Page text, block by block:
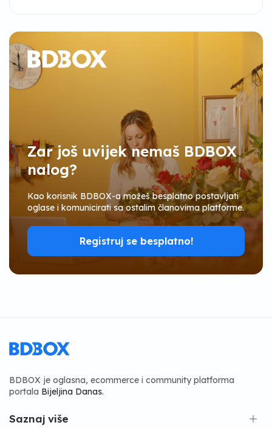
Zar još uvijek nemaš BDBOX
nalog?
Kao korisnik BDBOX-a možeš besplatno postavljati
oglase i komunicirati sa ostalim članovima platforme.
Registruj se besplatno!
BDBOX je oglasna, ecommerce i community platforma
portala Bijeljina Danas.
Saznaj više